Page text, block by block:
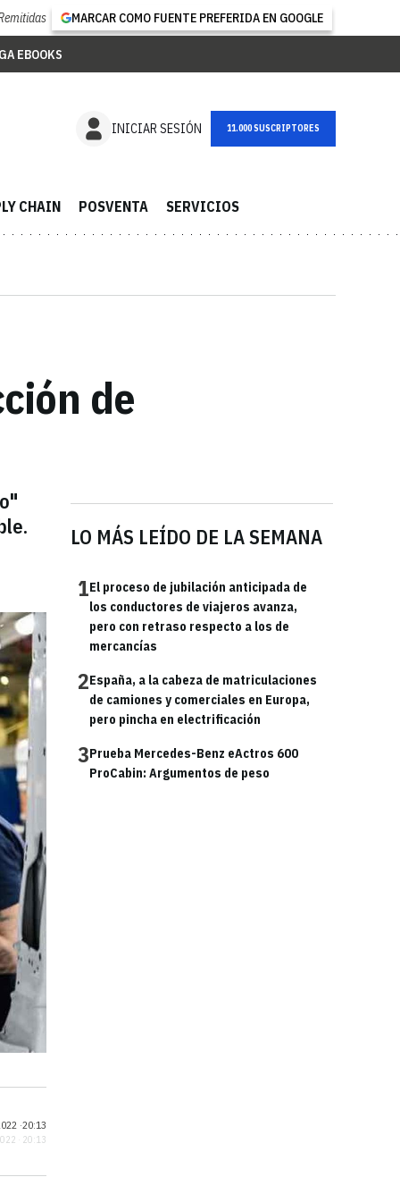
MARCAR COMO FUENTE PREFERIDA EN GOOGLE
EBOOKS
INICIAR SESIÓN NEWSLETTER
CHAIN POSVENTA SERVICIOS
de
LO MÁS LEÍDO DE LA SEMANA
1El proceso de jubilación anticipada de
los conductores de viajeros avanza,
pero con retraso respecto a los de
mercancías
2España, a la cabeza de matriculaciones
de camiones y comerciales en Europa,
pero pincha en electrificación
3Prueba Mercedes-Benz eActros 600
ProCabin: Argumentos de peso
·20:13
· 20:13